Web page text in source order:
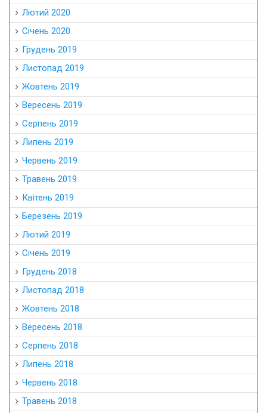
Лютий 2020
Січень 2020
Грудень 2019
Листопад 2019
Жовтень 2019
Вересень 2019
Серпень 2019
Липень 2019
Червень 2019
Травень 2019
Квітень 2019
Березень 2019
Лютий 2019
Січень 2019
Грудень 2018
Листопад 2018
Жовтень 2018
Вересень 2018
Серпень 2018
Липень 2018
Червень 2018
Травень 2018